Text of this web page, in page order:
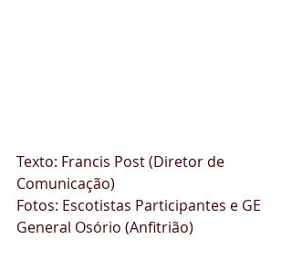
Texto: Francis Post (Diretor de
Comunicação)
Fotos: Escotistas Participantes e GE
General Osório (Anfitrião)